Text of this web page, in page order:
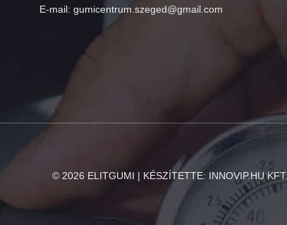
E-mail: gumicentrum.szeged@gmail.com
© 2026 ELITGUMI | KÉSZÍTETTE: INNOVIP.HU KFT.